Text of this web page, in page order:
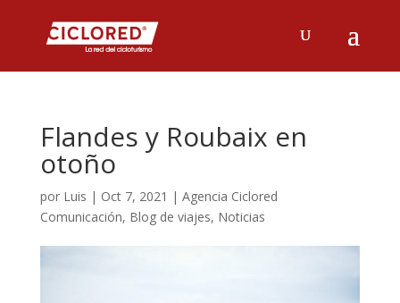
Flandes y Roubaix en
otoño
por Luis | Oct 7, 2021 | Agencia Ciclored
Comunicación, Blog de viajes, Noticias